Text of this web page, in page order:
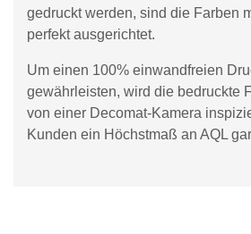
gedruckt werden, sind die Farben
perfekt ausgerichtet.
Um einen 100% einwandfreien
gewährleisten, wird die bedruckte
von einer Decomat-Kamera
Kunden ein Höchstmaß an AQL